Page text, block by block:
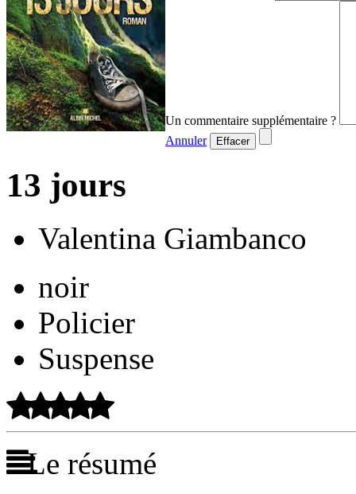
Un commentaire supplémentaire ?
Annuler
Effacer
13 jours
Valentina Giambanco
noir
Policier
Suspense
Le résumé